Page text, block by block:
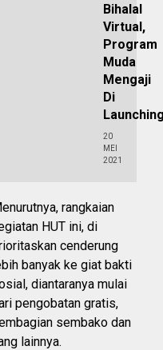
Bihalal
Virtual,
Program
Muda
Mengaji
Di
20
MEI
2021
rangkaian
HUT ini, di
cenderung
banyak ke giat bakti
diantaranya mulai
pengobatan gratis,
sembako dan
lainnya.